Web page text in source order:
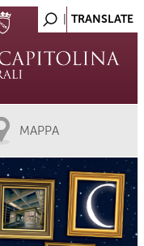
MAPPA